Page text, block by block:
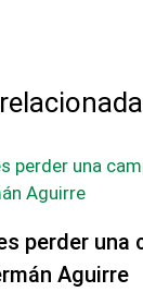
perder una
Aguirre